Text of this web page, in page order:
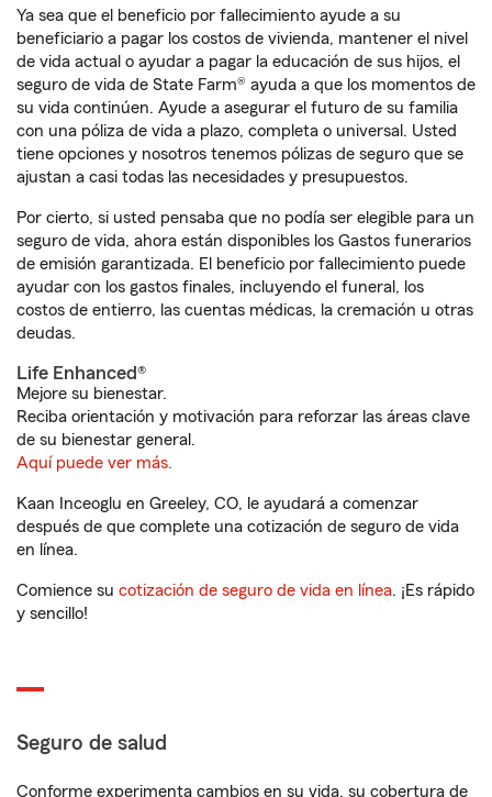
Ya sea que el beneficio por fallecimiento ayude a su
beneficiario a pagar los costos de vivienda, mantener el nivel
de vida actual o ayudar a pagar la educación de sus hijos, el
seguro de vida de State Farm® ayuda a que los momentos de
su vida continúen. Ayude a asegurar el futuro de su familia
con una póliza de vida a plazo, completa o universal. Usted
tiene opciones y nosotros tenemos pólizas de seguro que se
ajustan a casi todas las necesidades y presupuestos.
Por cierto, si usted pensaba que no podía ser elegible para un
seguro de vida, ahora están disponibles los Gastos funerarios
de emisión garantizada. El beneficio por fallecimiento puede
ayudar con los gastos finales, incluyendo el funeral, los
costos de entierro, las cuentas médicas, la cremación u otras
deudas.
Life Enhanced®
Mejore su bienestar.
Reciba orientación y motivación para reforzar las áreas clave
de su bienestar general.
Aquí puede ver más.
Kaan Inceoglu en Greeley, CO, le ayudará a comenzar
después de que complete una cotización de seguro de vida
en línea.
Comience su cotización de seguro de vida en línea. ¡Es rápido
y sencillo!
Seguro de salud
Conforme experimenta cambios en su vida, su cobertura de